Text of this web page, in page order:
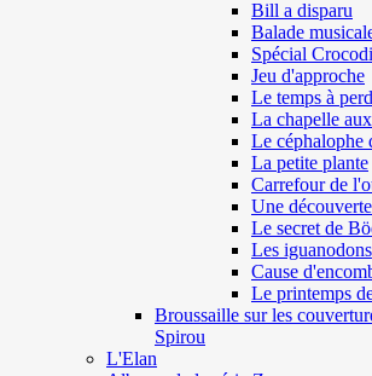
Bill a disparu
Balade
Spécial
Jeu d'approche
Le temps à
La chapelle
Le céphalophe
La petite plante
Carrefour de
Une
Le secret de
Les iguanodons
Cause
Le printemps
Broussaille sur les
Spirou
L'Elan